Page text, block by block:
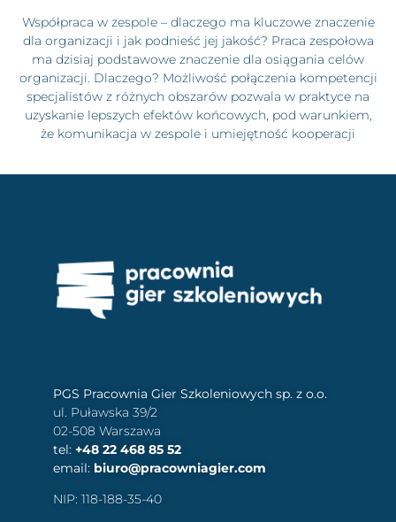
Współpraca w zespole – dlaczego ma kluczowe znaczenie
dla organizacji i jak podnieść jej jakość? Praca zespołowa
ma dzisiaj podstawowe znaczenie dla osiągania celów
organizacji. Dlaczego? Możliwość połączenia kompetencji
specjalistów z różnych obszarów pozwala w praktyce na
uzyskanie lepszych efektów końcowych, pod warunkiem,
że komunikacja w zespole i umiejętność kooperacji
PGS Pracownia Gier Szkoleniowych sp. z o.o.
ul. Puławska 39/2
02-508 Warszawa
tel: +48 22 468 85 52
email: biuro@pracowniagier.com
NIP: 118-188-35-40